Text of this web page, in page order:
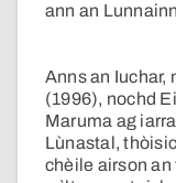
ann an
Anns an Iuchar,
(1996), nochd
Maruma ag
Lùnastal,
chèile airson